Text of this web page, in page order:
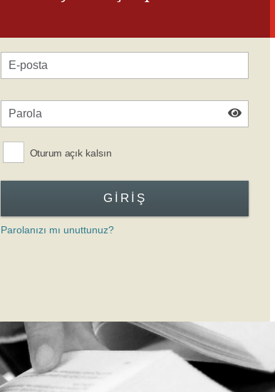
Oturum açık kalsın
GIRIŞ
Parolanızı mı unuttunuz?